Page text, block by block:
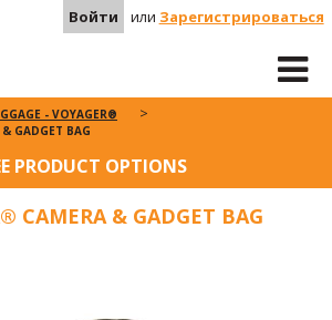
Войти или Зарегистрироваться
- VOYAGER®
GADGET BAG
PRODUCT OPTIONS
CAMERA & GADGET BAG